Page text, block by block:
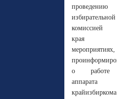
проведению
избирательной
комиссией
края
мероприятиях,
о работе
аппарата
крайизбиркома